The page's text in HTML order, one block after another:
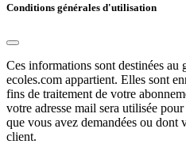
Conditions générales d'utilisation
Ces informations sont destinées
ecoles.com appartient. Elles sont
fins de traitement de votre
votre adresse mail sera utilisée
que vous avez demandées ou dont
client.